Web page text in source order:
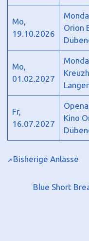
Mo,
19.10.2026
Orion
Mo,
01.02.2027
Fr,
16.07.2027
Kino
Bisherige Anlässe
Blue Short